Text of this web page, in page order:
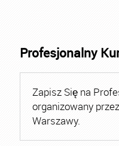
Profesjonalny
Zapisz Się na
organizowany
Warszawy.